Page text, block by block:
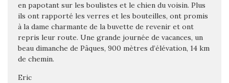
en papotant sur les boulistes et le chien du voisin. Plus
ils ont rapporté les verres et les bouteilles, ont promis
à la dame charmante de la buvette de revenir et ont
repris leur route. Une grande journée de vacances, un
beau dimanche de Pâques, 900 mètres d’élévation, 14 km
de chemin.
Eric